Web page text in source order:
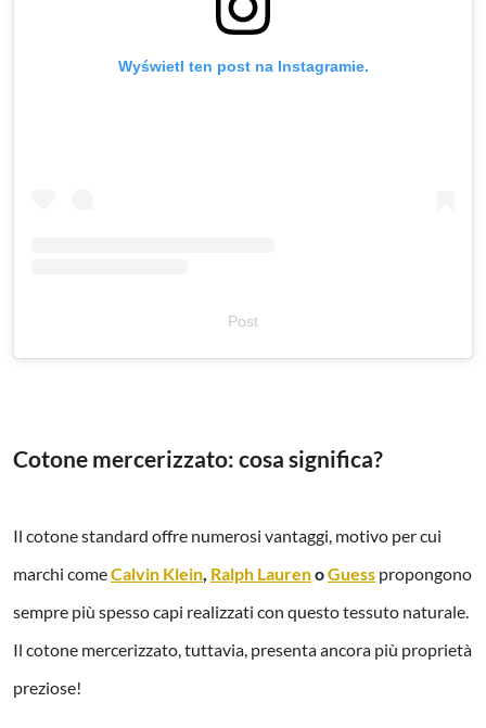
Wyświetl ten post na Instagramie.
Post
Cotone mercerizzato: cosa significa?
Il cotone standard offre numerosi vantaggi, motivo per cui
marchi comeCalvin Klein, Ralph LaurenoGuess propongono
sempre più spesso capi realizzati con questo tessuto naturale.
Il cotone mercerizzato, tuttavia, presenta ancora più proprietà
preziose!